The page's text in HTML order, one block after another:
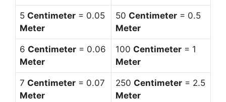
5 Centimeter = 0.05
Meter
50 Centimeter = 0.5
Meter
6 Centimeter = 0.06
Meter
100 Centimeter = 1
Meter
7 Centimeter = 0.07
Meter
250 Centimeter = 2.5
Meter